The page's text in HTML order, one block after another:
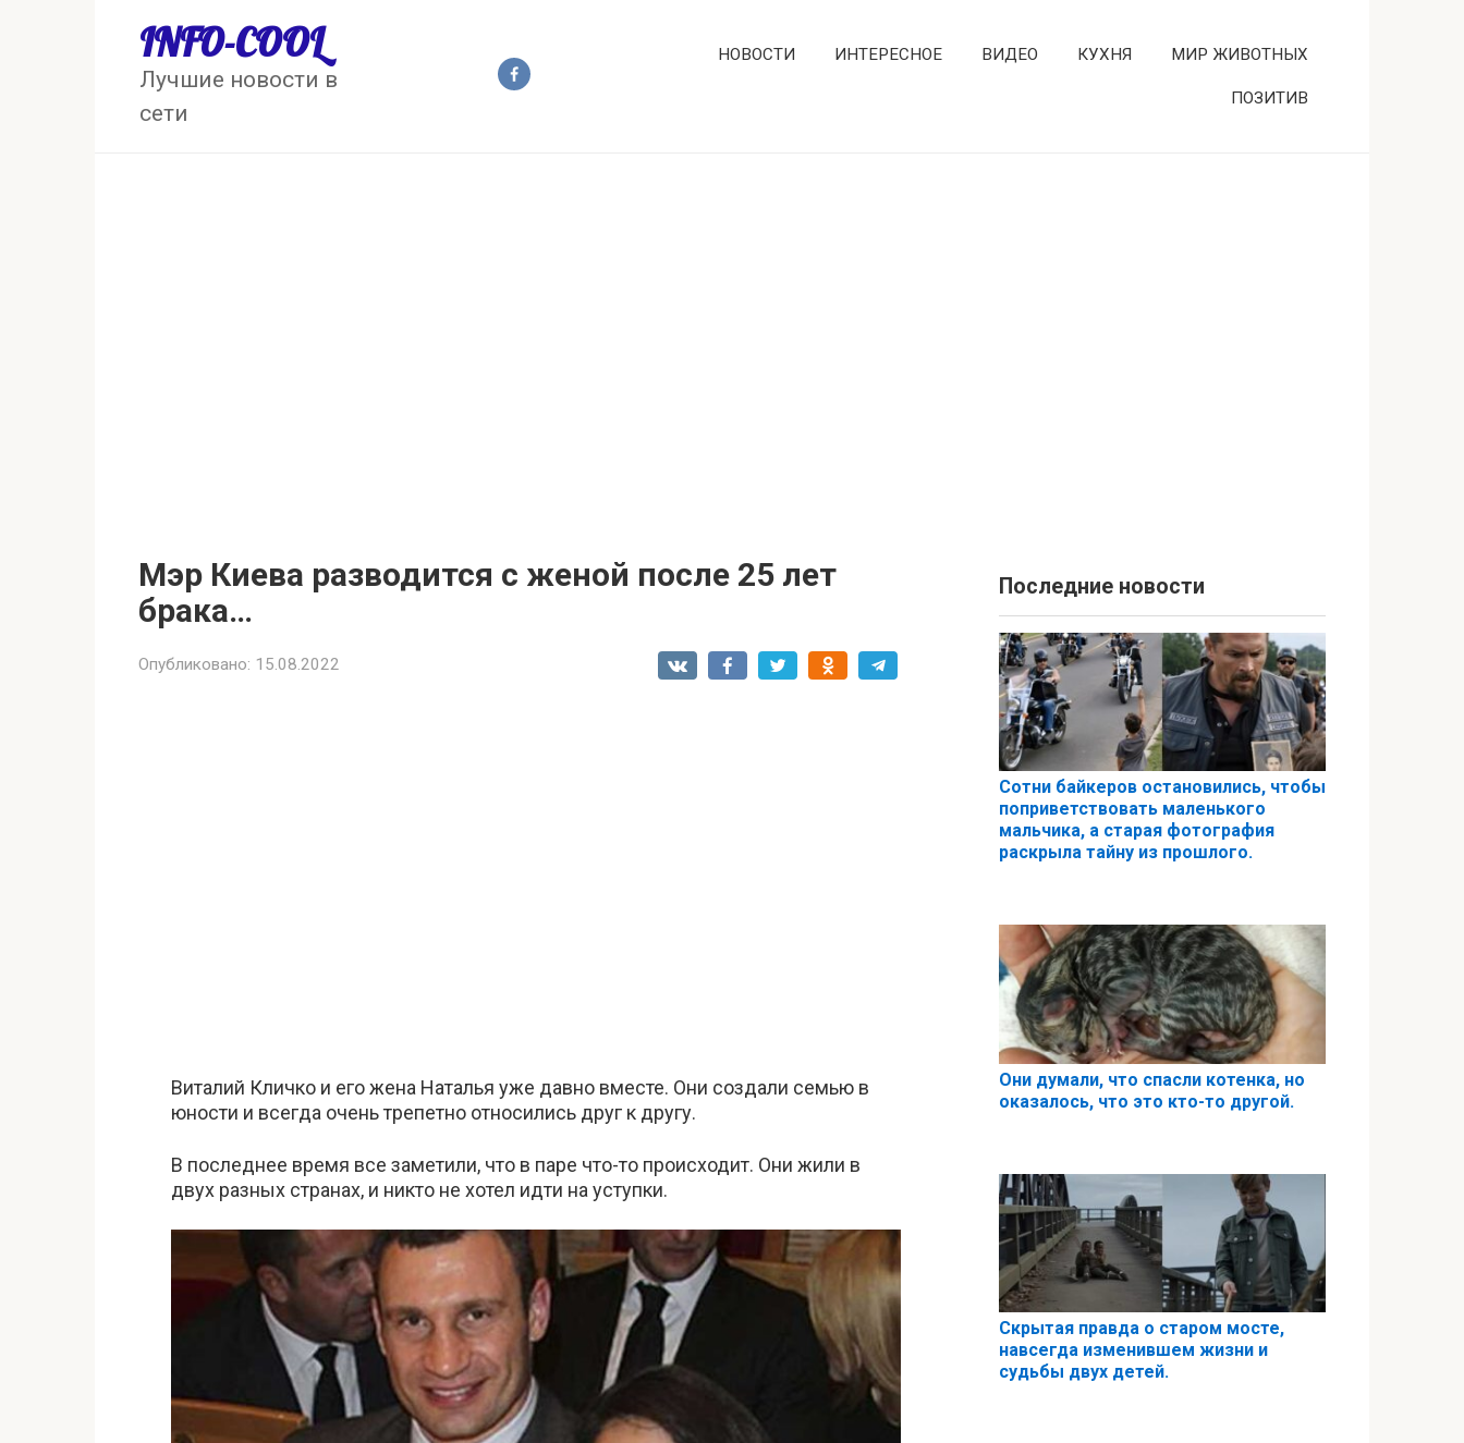
INFO-COOL
Лучшие новости в
сети
НОВОСТИ ИНТЕРЕСНОЕ ВИДЕО КУХНЯ МИР ЖИВОТНЫХ
ПОЗИТИВ
Мэр Киева разводится с женой после 25 лет
брака…
Опубликовано: 15.08.2022
Виталий Кличко и его жена Наталья уже давно вместе. Они создали семью в
юности и всегда очень трепетно относились друг к другу.
В последнее время все заметили, что в паре что-то происходит. Они жили в
двух разных странах, и никто не хотел идти на уступки.
Последние новости
Сотни байкеров остановились, чтобы
поприветствовать маленького
мальчика, а старая фотография
раскрыла тайну из прошлого.
Они думали, что спасли котенка, но
оказалось, что это кто-то другой.
Скрытая правда о старом мосте,
навсегда изменившем жизни и
судьбы двух детей.